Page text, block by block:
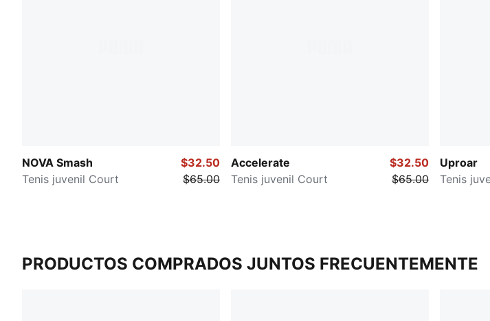
NOVA Smash
Tenis juvenil Court
$32.50
$65.00
Accelerate
Tenis juvenil Court
$32.50
$65.00
Uproar
Tenis
PRODUCTOS COMPRADOS JUNTOS FRECUENTEMENTE